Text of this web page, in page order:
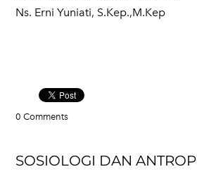
Ns. Erni Yuniati, S.Kep.,M.Kep
0 Comments
SOSIOLOGI DAN